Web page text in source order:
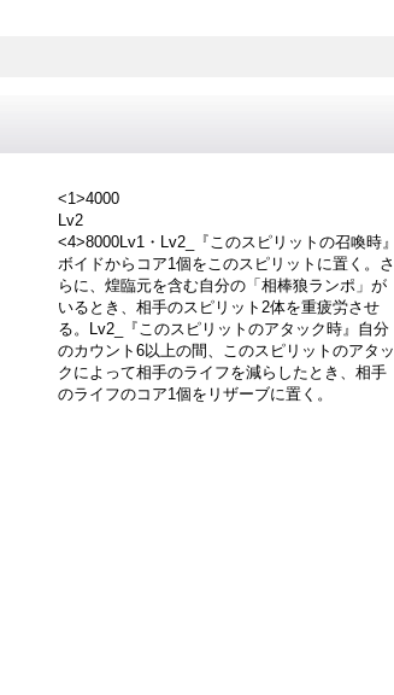
<1>4000
Lv2
<4>8000Lv1・Lv2_『このスピリットの召喚時』
ボイドからコア1個をこのスピリットに置く。さ
らに、煌臨元を含む自分の「相棒狼ランポ」が
いるとき、相手のスピリット2体を重疲労させ
る。Lv2_『このスピリットのアタック時』自分
のカウント6以上の間、このスピリットのアタッ
クによって相手のライフを減らしたとき、相手
のライフのコア1個をリザーブに置く。